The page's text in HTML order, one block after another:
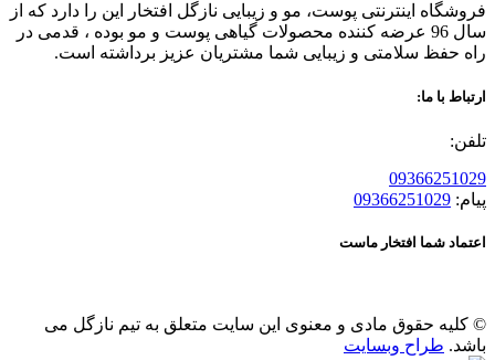
فروشگاه اینترنتی پوست، مو و زیبایی نازگل افتخار این را دارد که از
سال 96 عرضه کننده محصولات گیاهی پوست و مو بوده ، قدمی در
راه حفظ سلامتی و زیبایی شما مشتریان عزیز برداشته است.
ارتباط با ما:
تلفن:
09366251029
پیام: 09366251029
اعتماد شما افتخار ماست
© کلیه حقوق مادی و معنوی این سایت متعلق به تیم نازگل می
باشد. طراح وبسایت